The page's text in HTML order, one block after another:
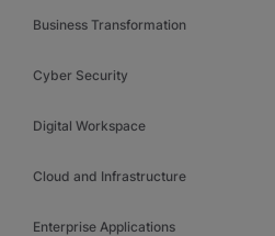
Business Transformation
Cyber Security
Digital Workspace
Cloud and Infrastructure
Enterprise Applications